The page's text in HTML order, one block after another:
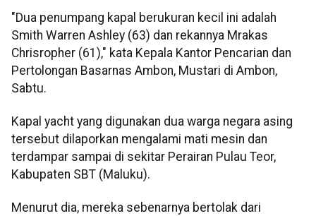
"Dua penumpang kapal berukuran kecil ini adalah
Smith Warren Ashley (63) dan rekannya Mrakas
Chrisropher (61)," kata Kepala Kantor Pencarian dan
Pertolongan Basarnas Ambon, Mustari di Ambon,
Sabtu.
Kapal yacht yang digunakan dua warga negara asing
tersebut dilaporkan mengalami mati mesin dan
terdampar sampai di sekitar Perairan Pulau Teor,
Kabupaten SBT (Maluku).
Menurut dia, mereka sebenarnya bertolak dari